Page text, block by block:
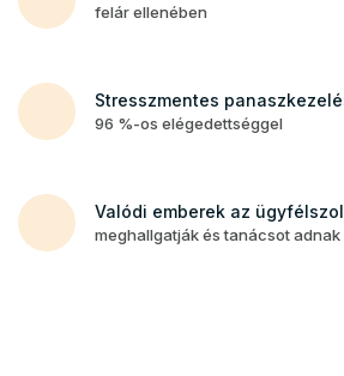
felár ellenében
Stresszmentes
96 %-os elégedettséggel
Valódi emberek az
meghallgatják és tanácsot adnak